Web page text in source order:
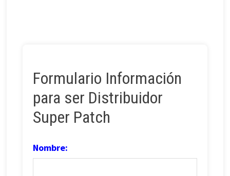
Formulario Información
para ser Distribuidor
Super Patch
Nombre: